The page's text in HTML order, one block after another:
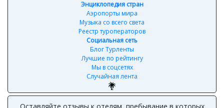
Энциклопедия стран
Аэропорты мира
Музыка со всего света
Реестр туроператоров
Социальная сеть
Блог Турленты
Лучшие по рейтингу
Мы в соцсетях
Случайная лента